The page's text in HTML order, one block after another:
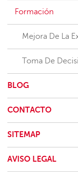
Formación
Mejora De La
Toma De
BLOG
CONTACTO
SITEMAP
AVISO LEGAL